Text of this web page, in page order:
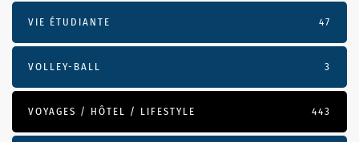
VIE ÉTUDIANTE 47
VOLLEY-BALL 3
VOYAGES / HÔTEL / LIFESTYLE 443